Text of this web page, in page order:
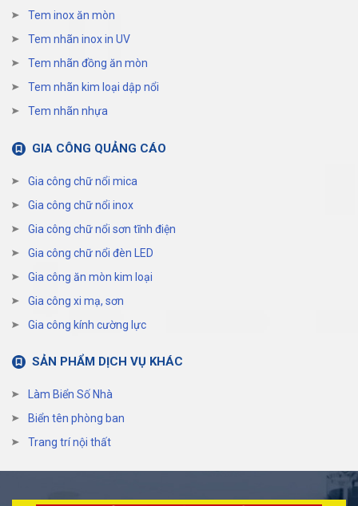
Tem inox ăn mòn
Tem nhãn inox in UV
Tem nhãn đồng ăn mòn
Tem nhãn kim loại dập nổi
Tem nhãn nhựa
GIA CÔNG QUẢNG CÁO
Gia công chữ nổi mica
Gia công chữ nổi inox
Gia công chữ nổi sơn tĩnh điện
Gia công chữ nổi đèn LED
Gia công ăn mòn kim loại
Gia công xi mạ, sơn
Gia công kính cường lực
SẢN PHẨM DỊCH VỤ KHÁC
Làm Biển Số Nhà
Biển tên phòng ban
Trang trí nội thất